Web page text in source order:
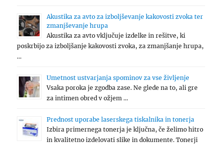
Akustika za avto za izboljševanje kakovosti zvoka ter
zmanjševanje hrupa
Akustika za avto vključuje izdelke in rešitve, ki
poskrbijo za izboljšanje kakovosti zvoka, za zmanjšanje hrupa,
…
Umetnost ustvarjanja spominov za vse življenje
Vsaka poroka je zgodba zase. Ne glede na to, ali gre
za intimen obred v ožjem …
Prednost uporabe laserskega tiskalnika in tonerja
Izbira primernega tonerja je ključna, če želimo hitro
in kvalitetno izdelovati slike in dokumente. Tonerji